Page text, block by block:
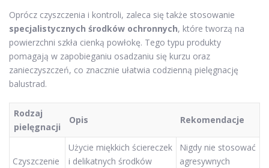
Oprócz czyszczenia i kontroli, zaleca się także stosowanie
specjalistycznych środków ochronnych, które tworzą na
powierzchni szkła cienką powłokę. Tego typu produkty
pomagają w zapobieganiu osadzaniu się kurzu oraz
zanieczyszczeń, co znacznie ułatwia codzienną pielęgnację
balustrad.
Rodzaj
pielęgnacji
Opis Rekomendacje
Czyszczenie
Użycie miękkich ściereczek
i delikatnych środków
Nigdy nie stosować
agresywnych